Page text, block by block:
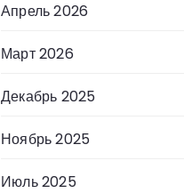
Апрель 2026
Март 2026
Декабрь 2025
Ноябрь 2025
Июль 2025